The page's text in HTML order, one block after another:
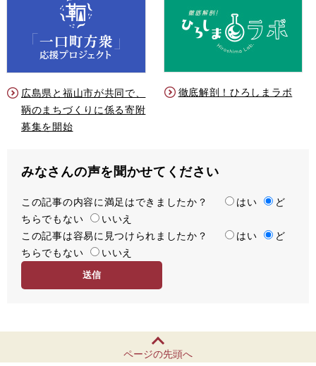
広島県と福山市が共同で、
鞆のまちづくりに係る寄附
募集を開始
徹底解剖！ひろしまラボ
みなさんの声を聞かせてください
満
足
度
この記事の内容に満足はできましたか？ はい
ど
ちらでもない
いいえ
容
易
この記事は容易に見つけられましたか？ はい
ど
ちらでもない
いいえ
ページの先頭へ